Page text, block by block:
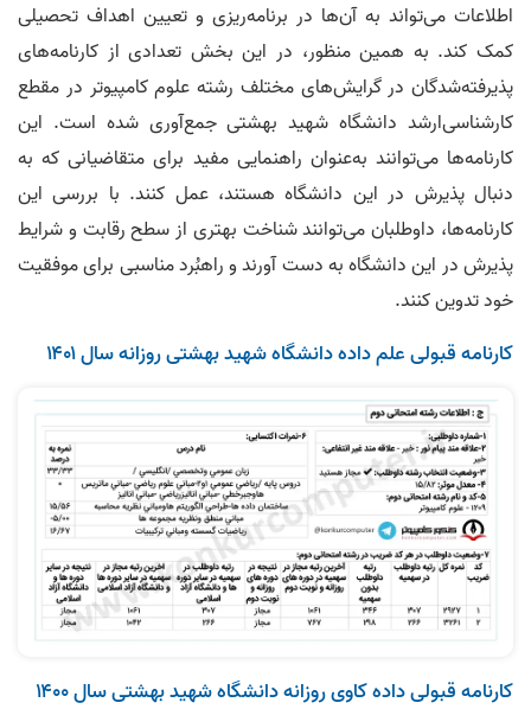
اطلاعات می‌تواند به آن‌ها در برنامه‌ریزی و تعیین اهداف تحصیلی
کمک کند. به همین منظور، در این بخش تعدادی از کارنامه‌های
پذیرفته‌شدگان در گرایش‌های مختلف رشته علوم کامپیوتر در مقطع
کارشناسی‌ارشد دانشگاه شهید بهشتی جمع‌آوری شده است. این
کارنامه‌ها می‌توانند به‌عنوان راهنمایی مفید برای متقاضیانی که به
دنبال پذیرش در این دانشگاه هستند، عمل کنند. با بررسی این
کارنامه‌ها، داوطلبان می‌توانند شناخت بهتری از سطح رقابت و شرایط
پذیرش در این دانشگاه به دست آورند و راهبُرد مناسبی برای موفقیت
خود تدوین کنند.
کارنامه قبولی علم داده دانشگاه شهید بهشتی روزانه سال ۱۴۰۱
کارنامه قبولی داده‌ کاوی روزانه دانشگاه شهید بهشتی سال ۱۴۰۰